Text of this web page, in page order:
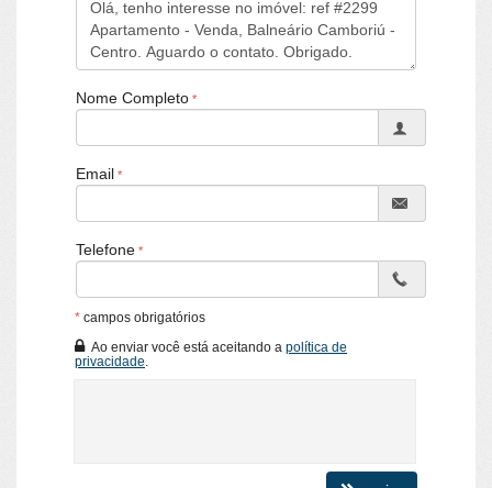
Sala de Estar
Sala de Jantar
Espaço Gourmet
Sacada Integrada
Lavabo
Salão de Festas
Piscina
Quadra Esportiva
Espaço Gourmet
Espaço Fitness
Portaria 24h
Captação de Água
Nome Completo
Email
Telefone
* campos obrigatórios
Ao enviar você está aceitando a política de
privacidade